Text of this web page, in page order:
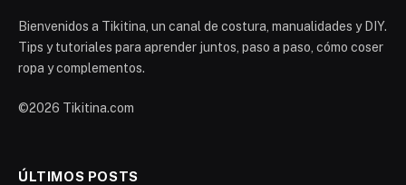
Bienvenidos a Tikitina, un canal de costura, manualidades y DIY.
Tips y tutoriales para aprender juntos, paso a paso, cómo coser
ropa y complementos.
©2026 Tikitina.com
ÚLTIMOS POSTS